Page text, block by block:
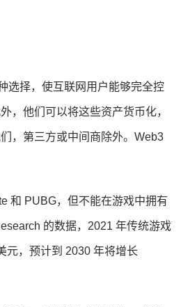
选择，使互联网用户能够完全控
，他们可以将这些资产货币化，
，第三方或中间商除外。Web3
和 PUBG，但不能在游戏中拥有
的数据，2021 年传统游戏
元，预计到 2030 年将增长